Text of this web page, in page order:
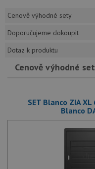
Cenově výhodné sety
Doporučujeme dokoupit
Dotaz k produktu
Cenově výhodné
SET Blanco ZIA
Blanco